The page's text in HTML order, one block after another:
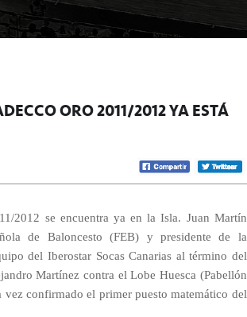
ORO 2011/2012 YA ESTÁ
2012 se encuentra ya en la Isla. Juan Martín
de Baloncesto (FEB) y presidente de la
del Iberostar Socas Canarias al término del
Martínez contra el Lobe Huesca (Pabellón
confirmado el primer puesto matemático del